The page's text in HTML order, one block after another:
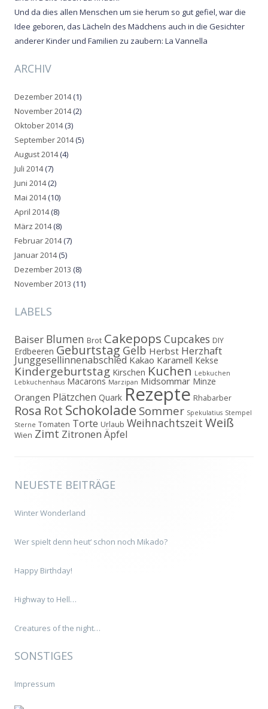
Und da dies allen Menschen um sie herum so gut gefiel, war die
Idee geboren, das Lächeln des Mädchens auch in die Gesichter
anderer Kinder und Familien zu zaubern: La Vannella
ARCHIV
Dezember 2014(1)
November 2014(2)
Oktober 2014(3)
September 2014(5)
August 2014(4)
Juli 2014(7)
Juni 2014(2)
Mai 2014(10)
April 2014(8)
März 2014(8)
Februar 2014(7)
Januar 2014(5)
Dezember 2013 (8)
November 2013 (11)
LABELS
Baiser Blumen Brot Cakepops Cupcakes DIY
Erdbeeren Geburtstag Gelb Herbst Herzhaft
Junggesellinnenabschied Kakao Karamell Kekse
Kindergeburtstag Kirschen Kuchen Lebkuchen
Lebkuchenhaus Macarons Marzipan Midsommar Minze
Orangen Plätzchen Quark Rezepte Rhabarber
Rosa Rot Schokolade Sommer Spekulatius Stempel
Sterne Tomaten Torte Urlaub Weihnachtszeit Weiß
Wien Zimt Zitronen Äpfel
NEUESTE BEITRÄGE
Winter Wonderland
Wer spielt denn heut‘ schon noch Mikado?
Happy Birthday!
Highway to Hell…
Creatures of the night…
SONSTIGES
Impressum